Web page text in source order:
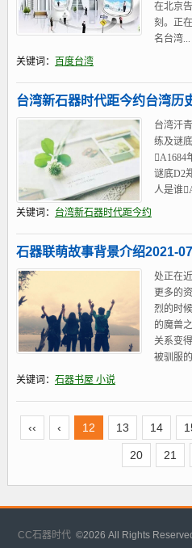
在北京
刻。正
名台湾...
关键词：
百度台湾
台湾新石器时代距今约台湾历
台湾汗
练及谜
A1684
谜底D2
人是谁
关键词： 台湾新石器时代距今约
石器联萌故事背景介绍2021-
处正在
更多的
烈的时
的魔兽
关系变
被驯服
关键词： 石器书屋 小说
‹‹ ‹ 12 13 14
20 21
CC石器时代 ©2026 All Rights